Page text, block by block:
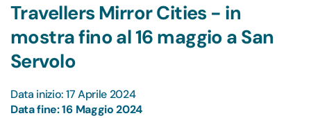
Travellers Mirror Cities - in
mostra fino al 16 maggio a San
Servolo
Data inizio: 17 Aprile 2024
Data fine: 16 Maggio 2024